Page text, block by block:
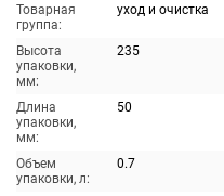
Товарная
группа:
уход и очистка
Высота
упаковки,
мм:
235
Длина
упаковки,
мм:
50
Объем
упаковки, л:
0.7